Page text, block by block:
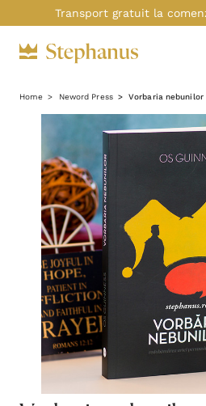
Transport gratuit la
Home Neword Press Vorbaria